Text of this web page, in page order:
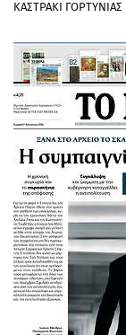
ΚΑΣΤΡΑΚΙ ΓΟΡΤΥΝΙΑΣ